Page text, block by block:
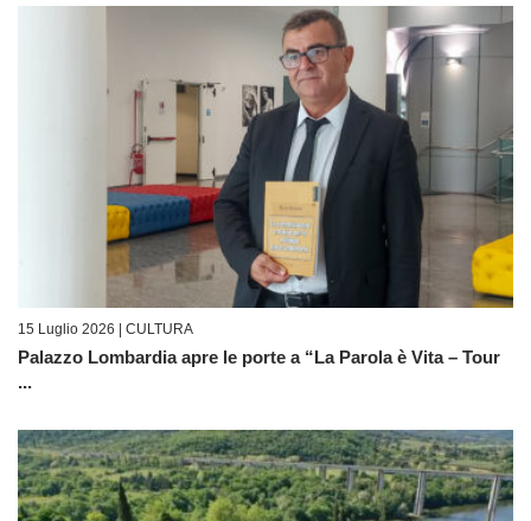
15 Luglio 2026 | CULTURA
Palazzo Lombardia apre le porte a “La Parola è Vita – Tour
...